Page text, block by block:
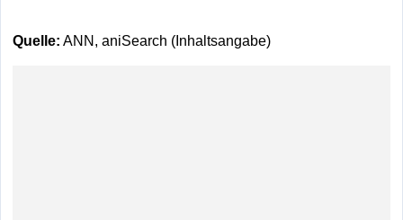
Quelle: ANN, aniSearch (Inhaltsangabe)